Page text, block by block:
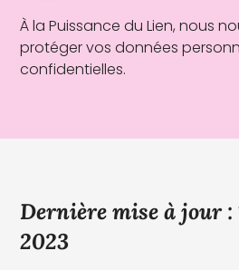
À la Puissance du Lien, nous
protéger vos données
confidentielles.
Dernière mise à jour :
2023